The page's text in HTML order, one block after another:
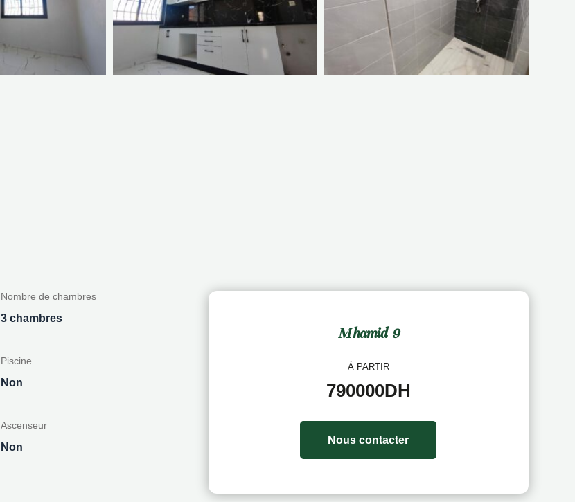
Nombre de chambres
3 chambres
Piscine
Non
Ascenseur
Non
Mhamid 9
À PARTIR
790000DH
Nous contacter